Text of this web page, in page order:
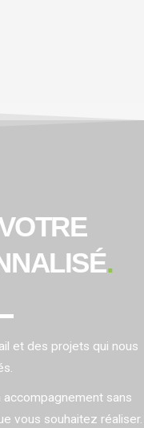
.
et des projets qui nous
sans
vous souhaitez réaliser.